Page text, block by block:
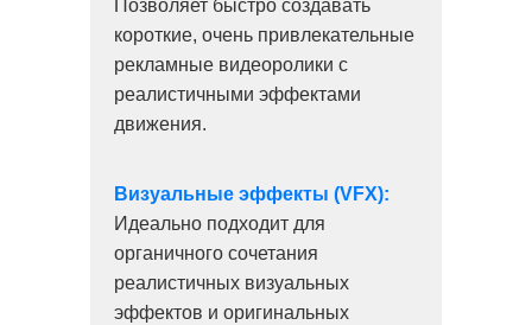
Позволяет быстро создавать
короткие, очень привлекательные
рекламные видеоролики с
реалистичными эффектами
движения.
Визуальные эффекты (VFX):
Идеально подходит для
органичного сочетания
реалистичных визуальных
эффектов и оригинальных